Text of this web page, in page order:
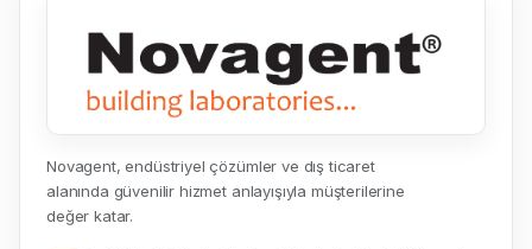
Novagent, endüstriyel çözümler ve dış ticaret
alanında güvenilir hizmet anlayışıyla müşterilerine
değer katar.